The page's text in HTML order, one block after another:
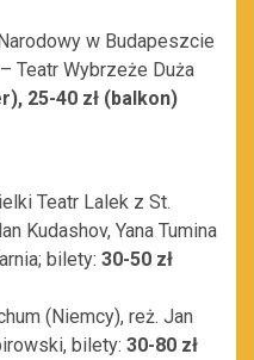
w Budapeszcie
Teatr Wybrzeże Duża
25-40 zł (balkon)
Teatr Lalek z St.
Kudashov, Yana Tumina
bilety: 30-50 zł
(Niemcy), reż. Jan
bilety: 30-80 zł